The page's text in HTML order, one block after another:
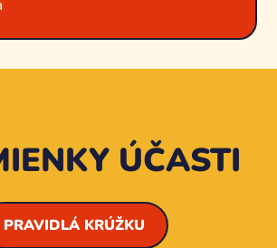
ÚČASTI
PRAVIDLÁ KRÚŽKU